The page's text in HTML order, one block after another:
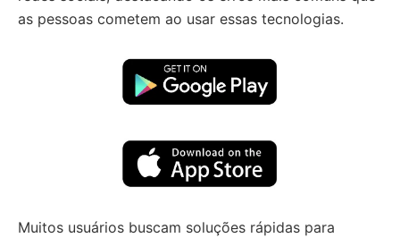
as pessoas cometem ao usar essas tecnologias.
Muitos usuários buscam soluções rápidas para